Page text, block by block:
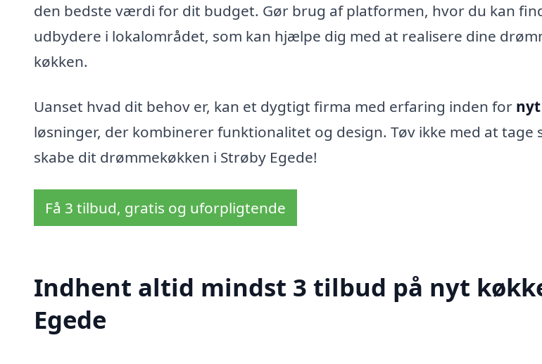
den bedste værdi for dit budget. Gør brug af platformen, hvor du kan
udbydere i lokalområdet, som kan hjælpe dig med at realisere dine
køkken.
Uanset hvad dit behov er, kan et dygtigt firma med erfaring inden for
løsninger, der kombinerer funktionalitet og design. Tøv ikke med at tage
skabe dit drømmekøkken i Strøby Egede!
Få 3 tilbud, gratis og uforpligtende
Indhent altid mindst 3 tilbud på nyt
Egede